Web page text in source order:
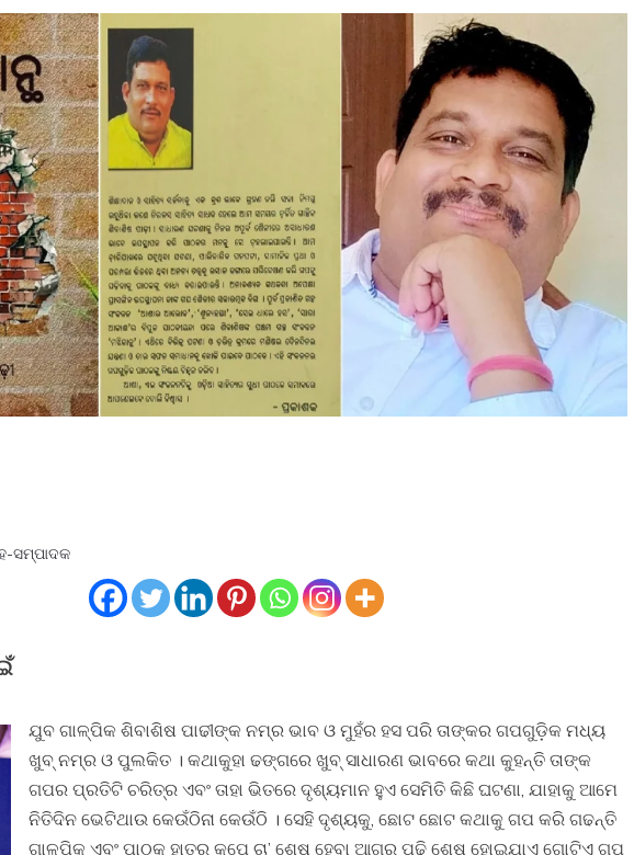
ସମ୍ପାଦକ
ଯୁବ ଗାଳ୍ପିକ ଶିବାଶିଷ ପାଢୀଙ୍କ ନମ୍ର ଭାବ ଓ ମୁହଁର ହସ ପରି ତାଙ୍କର ଗପଗୁଡ଼ିକ ମଧ୍ୟ
ଖୁବ୍ ନମ୍ର ଓ ପୁଲକିତ । କଥାକୁହା ଢଙ୍ଗରେ ଖୁବ୍ ସାଧାରଣ ଭାବରେ କଥା କୁହନ୍ତି ତାଙ୍କ
ଗପର ପ୍ରତିଟି ଚରିତ୍ର ଏବଂ ତାହା ଭିତରେ ଦୃଶ୍ୟମାନ ହୁଏ ସେମିତି କିଛି ଘଟଣା, ଯାହାକୁ ଆମେ
ନିତିଦିନ ଭେଟିଥାଉ କେଉଁଠିନା କେଉଁଠି । ସେହି ଦୃଶ୍ୟକୁ, ଛୋଟ ଛୋଟ କଥାକୁ ଗପ କରି ଗଢନ୍ତି
ଗାଳ୍ପିକ ଏବଂ ପାଠକ ହାତରୁ କପେ ଚା’ ଶେଷ ହେବା ଆଗରୁ ପଢି ଶେଷ ହୋଇଯାଏ ଗୋଟିଏ ଗପ